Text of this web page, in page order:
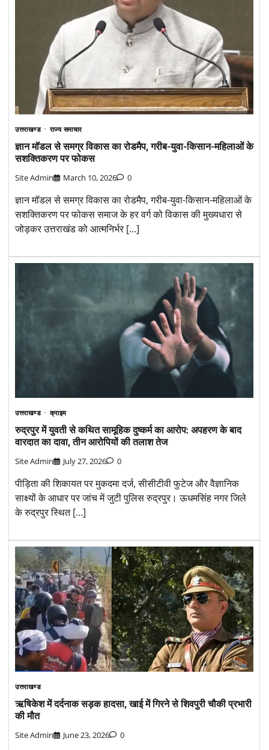
उत्तराखण्ड राज्य समाचार
ज्ञान मॉडल से समग्र विकास का रोडमैप, गरीब-युवा-किसान-महिलाओं के
सशक्तिकरण पर फोकस
Site Admin March 10, 2026 0
ज्ञान मॉडल से समग्र विकास का रोडमैप, गरीब-युवा-किसान-महिलाओं के
सशक्तिकरण पर फोकस समाज के हर वर्ग को विकास की मुख्यधारा से
जोड़कर उत्तराखंड को आत्मनिर्भर […]
उत्तराखण्ड क्राइम
रुद्रपुर में युवती से कथित सामूहिक दुष्कर्म का आरोप: अपहरण के बाद
वारदात का दावा, तीन आरोपियों की तलाश तेज
Site Admin July 27, 2026 0
पीड़िता की शिकायत पर मुकदमा दर्ज, सीसीटीवी फुटेज और वैज्ञानिक
साक्ष्यों के आधार पर जांच में जुटी पुलिस रुद्रपुर। ऊधमसिंह नगर जिले
के रुद्रपुर स्थित […]
उत्तराखण्ड
ऋषिकेश में दर्दनाक सड़क हादसा, खाई में गिरने से शिवपुरी चौकी प्रभारी
की मौत
Site Admin June 23, 2026 0